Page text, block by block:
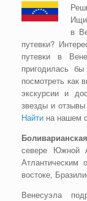
в
путевки?
путевки в
пригодилась
посмотреть как
экскурсии и
звезды и
Найти на нашем
севере Южной
Атлантическим
востоке,
Венесуэла